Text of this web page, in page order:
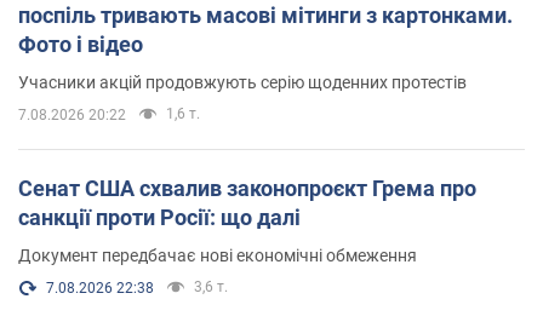
поспіль тривають масові мітинги з картонками.
Фото і відео
Учасники акцій продовжують серію щоденних протестів
7.08.2026 20:22 1,6 т.
Сенат США схвалив законопроєкт Грема про
санкції проти Росії: що далі
Документ передбачає нові економічні обмеження
7.08.2026 22:38 3,6 т.